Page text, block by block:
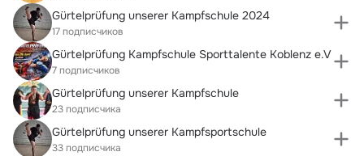
Gürtelprüfung unserer Kampfschule 2024
17 подписчиков
Gürtelprüfung Kampfschule Sporttalente Koblenz e.V
7 подписчиков
Gürtelprüfung unserer Kampfschule
23 подписчика
Gürtelprüfung unserer Kampfsportschule
33 подписчика